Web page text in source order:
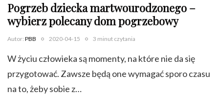
Pogrzeb dziecka martwourodzonego –
wybierz polecany dom pogrzebowy
Autor: PBB 2020-04-15 3 minut czytania
W życiu człowieka są momenty, na które nie da się
przygotować. Zawsze będą one wymagać sporo czasu
na to, żeby sobie z…